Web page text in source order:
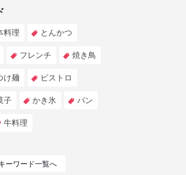
料理 とんかつ
フレンチ 焼き鳥
け麺 ビストロ
子 かき氷 パン
牛料理
ーワード一覧へ